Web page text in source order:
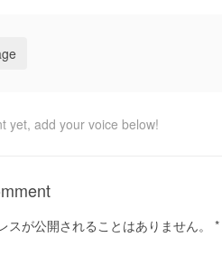
yet, add your voice below!
スが公開されることはありません。 *